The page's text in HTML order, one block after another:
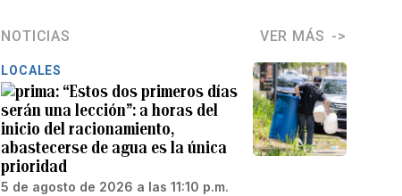
NOTICIAS VER MÁS
LOCALES
“Estos dos primeros días
serán una lección”: a horas del
inicio del racionamiento,
abastecerse de agua es la única
prioridad
5 de agosto de 2026 a las 11:10 p.m.